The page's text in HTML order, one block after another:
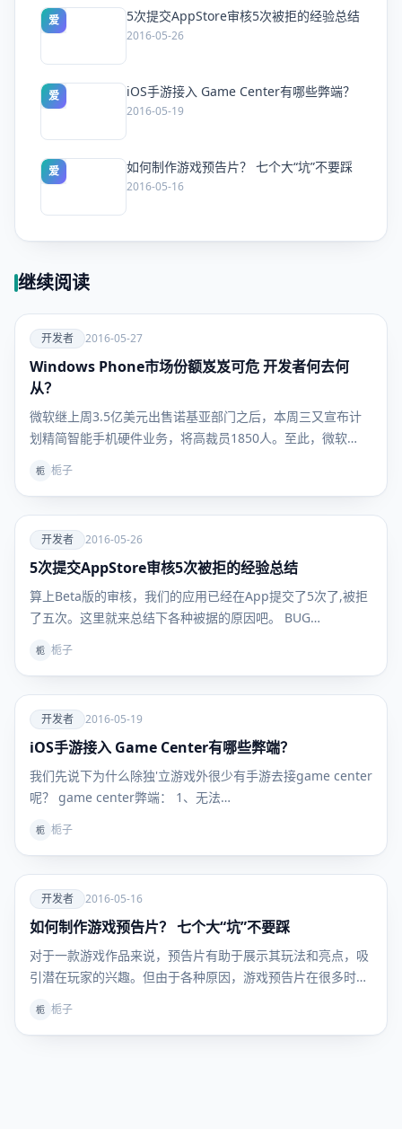
爱 5次提交AppStore审核5次被拒的经验总结
2016-05-26
爱 iOS手游接入 Game Center有哪些弊端？
2016-05-19
爱 如何制作游戏预告片？ 七个大“坑”不要踩
2016-05-16
继续阅读
爱
开发者
开发者 2016-05-27
Windows Phone市场份额岌岌可危 开发者何去何
从？
微软继上周3.5亿美元出售诺基亚部门之后，本周三又宣布计
划精简智能手机硬件业务，将高裁员1850人。至此，微软…
栀 栀子
爱
开发者
开发者 2016-05-26
5次提交AppStore审核5次被拒的经验总结
算上Beta版的审核，我们的应用已经在App提交了5次了,被拒
了五次。这里就来总结下各种被据的原因吧。 BUG…
栀 栀子
爱
开发者
开发者 2016-05-19
iOS手游接入 Game Center有哪些弊端？
我们先说下为什么除独'立游戏外很少有手游去接game center
呢？ game center弊端： 1、无法…
栀 栀子
爱
开发者
开发者 2016-05-16
如何制作游戏预告片？ 七个大“坑”不要踩
对于一款游戏作品来说，预告片有助于展示其玩法和亮点，吸
引潜在玩家的兴趣。但由于各种原因，游戏预告片在很多时候
栀 栀子